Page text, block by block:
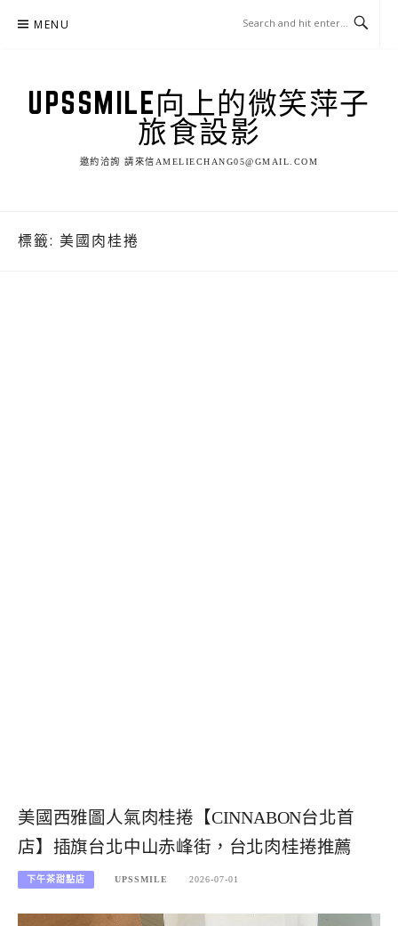
MENU
UPSSMILE向上的微笑萍子
旅食設影
邀約洽詢 請來信AMELIECHANG05@GMAIL.COM
標籤: 美國肉桂捲
美國西雅圖人氣肉桂捲【CINNABON台北首
店】插旗台北中山赤峰街，台北肉桂捲推薦
下午茶甜點店 UPSSMILE 2026-07-01